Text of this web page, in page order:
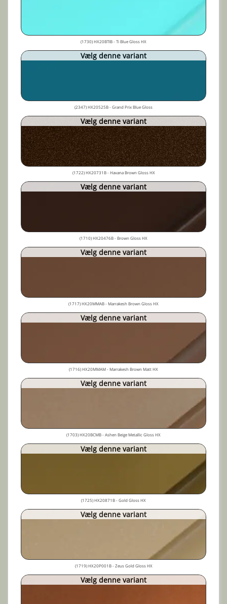
(1730) HX20BTIB - Ti Blue Gloss HX
Vælg denne variant
(2347) HX20525B - Grand Prix Blue Gloss
Vælg denne variant
(1722) HX20731B - Havana Brown Gloss HX
Vælg denne variant
(1710) HX20476B - Brown Gloss HX
Vælg denne variant
(1717) HX20MMAB - Marrakesh Brown Gloss HX
Vælg denne variant
(1716) HX20MMAM - Marrakesh Brown Matt HX
Vælg denne variant
(1703) HX20BCMB - Ashen Beige Metallic Gloss HX
Vælg denne variant
(1725) HX20871B - Gold Gloss HX
Vælg denne variant
(1719) HX20P001B - Zeus Gold Gloss HX
Vælg denne variant